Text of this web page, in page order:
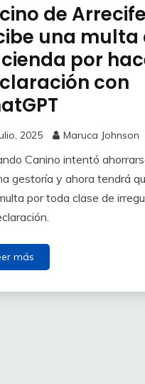
de Arrecife
una multa
por
con
2025 Maruca Johnson
Canino intentó
gestoría y ahora tendrá
por toda clase de
más